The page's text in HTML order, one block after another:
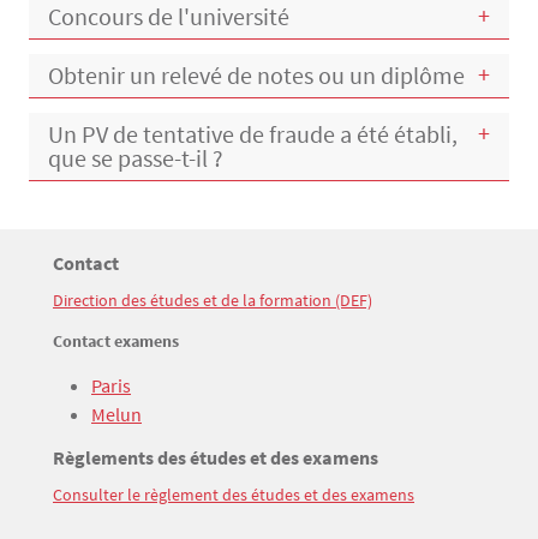
Concours de l'université
Obtenir un relevé de notes ou un diplôme
Un PV de tentative de fraude a été établi,
que se passe-t-il ?
Bloc(s) libre(s)
Titre
Contact
Texte
Direction des études et de la formation (DEF)
Contact examens
Paris
Melun
Titre
Règlements des études et des examens
Texte
Consulter le règlement des études et des examens